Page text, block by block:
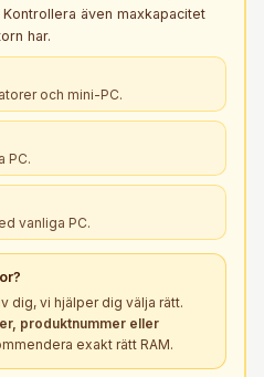
även maxkapacitet
har.
och mini-PC.
PC.
vanliga PC.
dig, vi hjälper dig välja rätt.
produktnummer eller
exakt rätt RAM.